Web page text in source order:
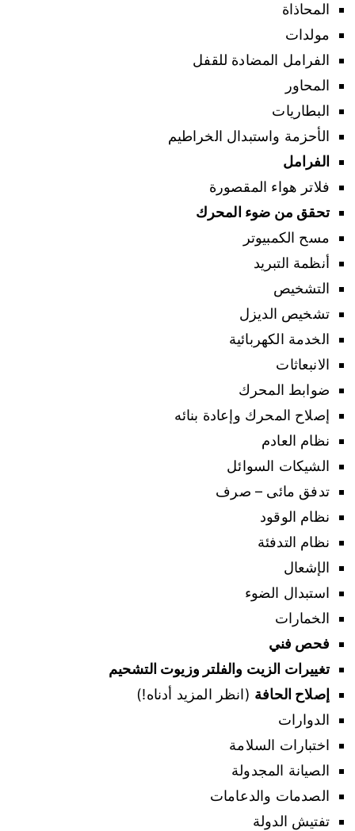
المحاذاة
مولدات
الفرامل المضادة للقفل
المحاور
البطاريات
الأحزمة واستبدال الخراطيم
الفرامل
فلاتر هواء المقصورة
تحقق من ضوء المحرك
مسح الكمبيوتر
أنظمة التبريد
التشخيص
تشخيص الديزل
الخدمة الكهربائية
الانبعاثات
ضوابط المحرك
إصلاح المحرك وإعادة بنائه
نظام العادم
الشيكات السوائل
تدفق مائى – صرف
نظام الوقود
نظام التدفئة
الإشعال
استبدال الضوء
الخمارات
فحص فني
تغييرات الزيت والفلتر وزيوت التشحيم
إصلاح الحافة (انظر المزيد أدناه!)
الدوارات
اختبارات السلامة
الصيانة المجدولة
الصدمات والدعامات
تفتيش الدولة